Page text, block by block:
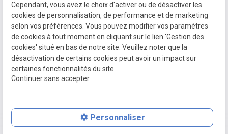
Mentions
légales
Politique de
confidentialité
Plan du site
Gestion des
cookies
Honoraires
SIRET :50016926300018
Cependant, vous avez le choix d'activer ou de désactiver les
cookies de personnalisation, de performance et de marketing
selon vos préférences. Vous pouvez modifier vos paramètres
de cookies à tout moment en cliquant sur le lien 'Gestion des
cookies' situé en bas de notre site. Veuillez noter que la
désactivation de certains cookies peut avoir un impact sur
certaines fonctionnalités du site.
Continuer sans accepter
Personnaliser